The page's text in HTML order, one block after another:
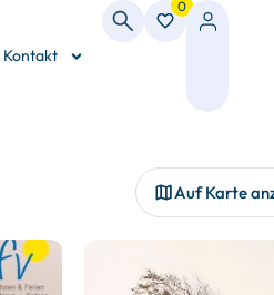
Kontakt
0
Auf Karte